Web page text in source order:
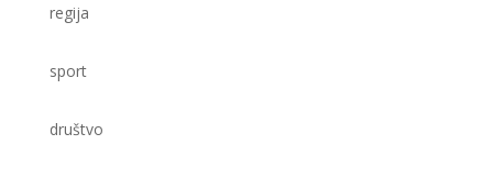
regija
sport
društvo